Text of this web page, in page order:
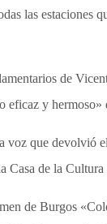
las estaciones
de
eficaz y hermoso»
voz que devolvió
Casa de la
de Burgos